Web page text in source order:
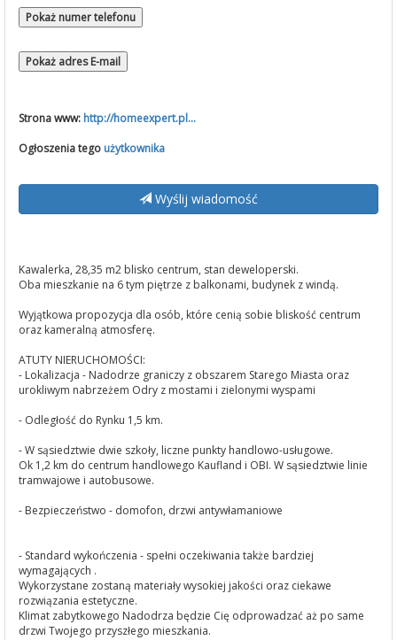
Pokaż numer telefonu
Pokaż adres E-mail
Strona www: http://homeexpert.pl...
Ogłoszenia tego użytkownika
Wyślij wiadomość
Kawalerka, 28,35 m2 blisko centrum, stan deweloperski.
Oba mieszkanie na 6 tym piętrze z balkonami, budynek z windą.
Wyjątkowa propozycja dla osób, które cenią sobie bliskość centrum
oraz kameralną atmosferę.
ATUTY NIERUCHOMOŚCI:
- Lokalizacja - Nadodrze graniczy z obszarem Starego Miasta oraz
urokliwym nabrzeżem Odry z mostami i zielonymi wyspami
- Odległość do Rynku 1,5 km.
- W sąsiedztwie dwie szkoły, liczne punkty handlowo-usługowe.
Ok 1,2 km do centrum handlowego Kaufland i OBI. W sąsiedztwie linie
tramwajowe i autobusowe.
- Bezpieczeństwo - domofon, drzwi antywłamaniowe
- Standard wykończenia - spełni oczekiwania także bardziej
wymagających .
Wykorzystane zostaną materiały wysokiej jakości oraz ciekawe
rozwiązania estetyczne.
Klimat zabytkowego Nadodrza będzie Cię odprowadzać aż po same
drzwi Twojego przyszłego mieszkania.